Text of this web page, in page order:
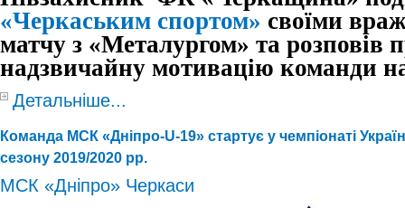
«Черкаським спортом» своїми
матчу з «Металургом» та розповів
надзвичайну мотивацію команди
Детальніше...
Команда МСК «Дніпро-U-19» стартує у чемпіонаті
сезону 2019/2020 рр.
МСК «Дніпро» Черкаси